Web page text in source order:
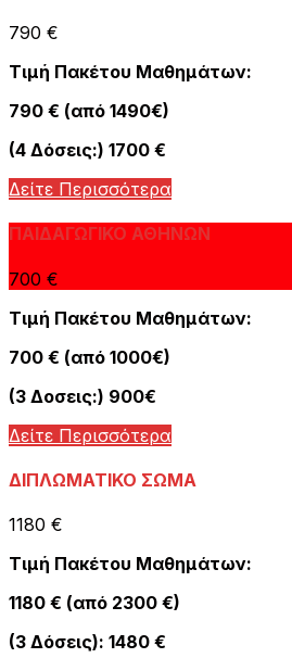
790 €
Τιμή Πακέτου Μαθημάτων:
790 € (από 1490€)
(4 Δόσεις:) 1700 €
Δείτε Περισσότερα
ΠΑΙΔΑΓΩΓΙΚΟ ΑΘΗΝΩΝ
700 €
Τιμή Πακέτου Μαθημάτων:
700 € (από 1000€)
(3 Δοσεις:) 900€
Δείτε Περισσότερα
ΔΙΠΛΩΜΑΤΙΚΟ ΣΩΜΑ
1180 €
Τιμή Πακέτου Μαθημάτων:
1180 € (από 2300 €)
(3 Δόσεις): 1480 €